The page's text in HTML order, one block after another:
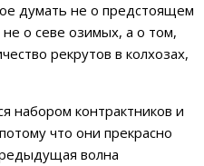
думать не о предстоящем
о севе озимых, а о том,
рекрутов в колхозах,
набором контрактников и
что они прекрасно
волна